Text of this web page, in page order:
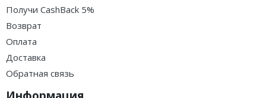
Получи CashBack 5%
Возврат
Оплата
Доставка
Обратная связь